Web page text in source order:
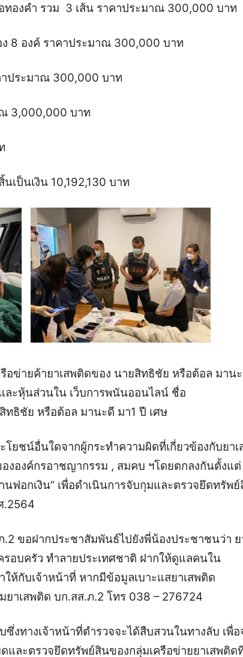
ทองคำ รวม 3 เส้น ราคาประมาณ 300,000 บาท
8 องค์ ราคาประมาณ 300,000 บาท
าประมาณ 300,000 บาท
3,000,000 บาท
เป็นเงิน 10,192,130 บาท
อข่ายค้ายาเสพติดของ นายสิทธิชัย หรือต้อล มาน
ละหุ้นส่วนใน เว็บการพนันออนไลน์ ชื่อ
ธิชัย หรือต้อล มานะดี มา1 ปี เศษ
โยชน์อื่นใดจากผู้กระทำความผิดที่เกี่ยวข้องกับยาเ
งองค์กรอาชญากรรม , สมคบ ฯโดยตกลงกันตั้งแต่
ฟอกเงิน” เพื่อดำเนินการจับกุมและตรวจยึดทรัพ
.2564
.2 ขอฝากประชาสัมพันธ์ไปยังพี่น้องประชาชนว่า ย
อบครัว ทำลายประเทศชาติ ฝากให้ดูแลคนใน
ห้กับเจ้าหน้าที่ หากมีข้อมูลเบาะแสยาเสพติด
าเสพติด บก.สส.ภ.2 โทร 038 – 276724
งทางเจ้าหน้าที่ตำรวจจะได้สืบสวนในทางลับ เพื่อ
และตรวจยึดทรัพย์สินของกลุ่มเครือข่ายยาเสพติด